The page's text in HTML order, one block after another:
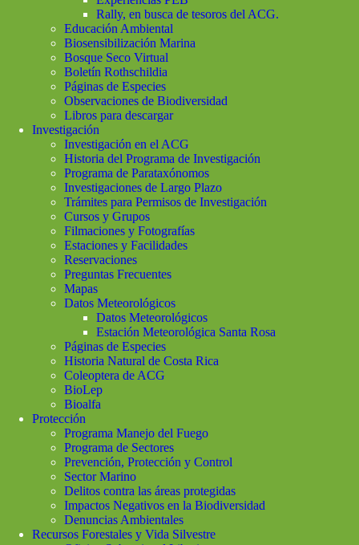
Rally, en busca de tesoros del ACG.
Educación Ambiental
Biosensibilización Marina
Bosque Seco Virtual
Boletín Rothschildia
Páginas de Especies
Observaciones de Biodiversidad
Libros para descargar
Investigación
Investigación en el ACG
Historia del Programa de Investigación
Programa de Parataxónomos
Investigaciones de Largo Plazo
Trámites para Permisos de Investigación
Cursos y Grupos
Filmaciones y Fotografías
Estaciones y Facilidades
Reservaciones
Preguntas Frecuentes
Mapas
Datos Meteorológicos
Datos Meteorológicos
Estación Meteorológica Santa Rosa
Páginas de Especies
Historia Natural de Costa Rica
Coleoptera de ACG
BioLep
Bioalfa
Protección
Programa Manejo del Fuego
Programa de Sectores
Prevención, Protección y Control
Sector Marino
Delitos contra las áreas protegidas
Impactos Negativos en la Biodiversidad
Denuncias Ambientales
Recursos Forestales y Vida Silvestre